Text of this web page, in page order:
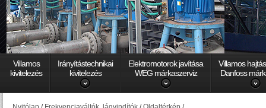
Villamos
kivitelezés
Irányítástechnikai
kivitelezés
Elektromotorok javítása
WEG márkaszerviz
Villamos
Danfoss